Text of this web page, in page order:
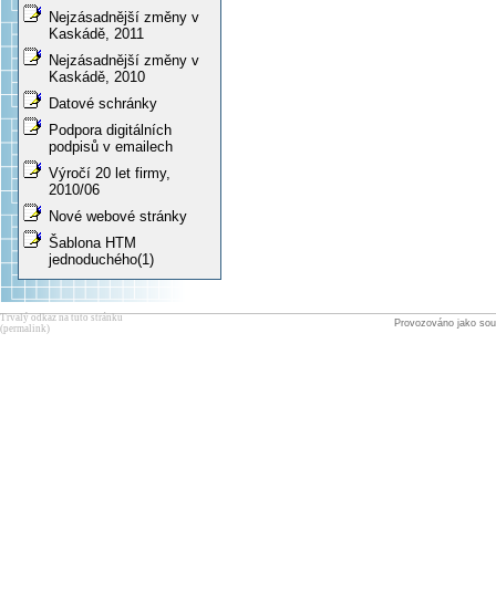
Nejzásadnější změny v
Kaskádě, 2011
Nejzásadnější změny v
Kaskádě, 2010
Datové schránky
Podpora digitálních
podpisů v emailech
Výročí 20 let firmy,
2010/06
Nové webové stránky
Šablona HTM
jednoduchého(1)
Provozováno jako
Trvalý odkaz na tuto stránku
(permalink)